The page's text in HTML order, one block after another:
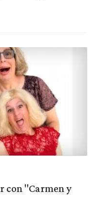
con "Carmen y